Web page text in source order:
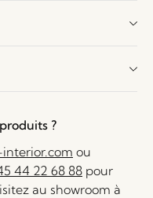
?
ou
44 22 68 88 pour
au showroom à